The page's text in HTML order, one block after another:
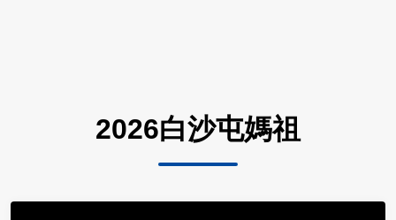
2026白沙屯媽祖